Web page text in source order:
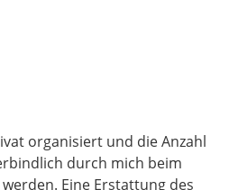
organisiert und die Anzahl
durch mich beim
Eine Erstattung des